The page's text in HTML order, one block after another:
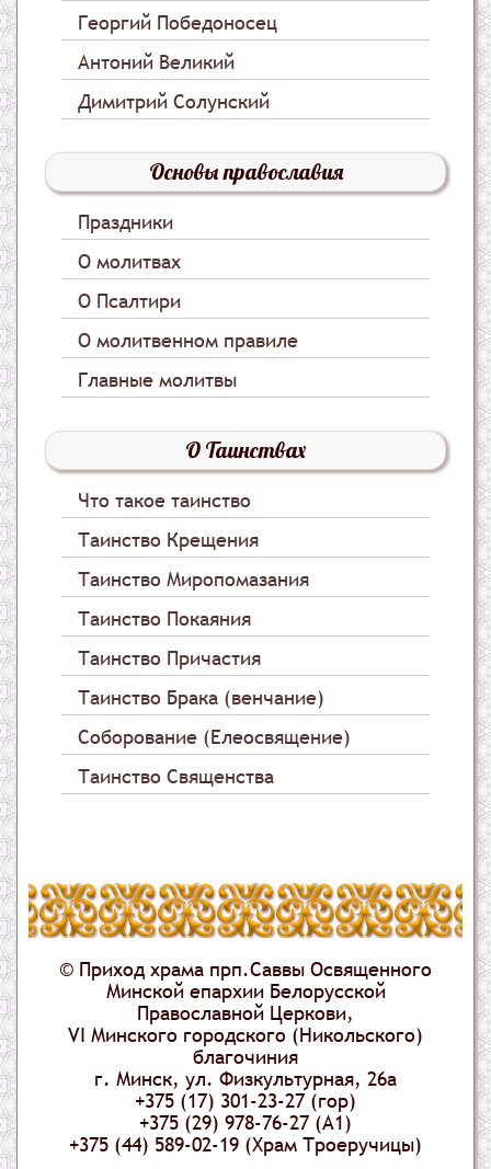
Георгий Победоносец
Антоний Великий
Димитрий Солунский
Основы православия
Праздники
О молитвах
О Псалтири
О молитвенном правиле
Главные молитвы
О Таинствах
Что такое таинство
Таинство Крещения
Таинство Миропомазания
Таинство Покаяния
Таинство Причастия
Таинство Брака (венчание)
Соборование (Елеосвящение)
Таинство Священства
© Приход храма прп.Саввы Освященного
Минской епархии Белорусской
Православной Церкови,
VI Минского городского (Никольского)
благочиния
г. Минск, ул. Физкультурная, 26а
+375 (17) 301-23-27 (гор)
+375 (29) 978-76-27 (А1)
+375 (44) 589-02-19 (Храм Троеручицы)